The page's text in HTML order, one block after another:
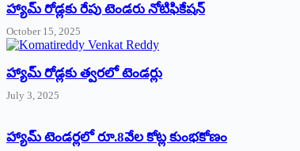
హ్యామ్‌ రోడ్లకు రేపు టెండరు నోటిఫికేషన్‌
October 15, 2025
హ్యామ్‌ రోడ్లకు త్వరలో టెండర్లు
July 3, 2025
హ్యామ్‌ ‌టెండర్లలో రూ.8వేల కోట్ల కుంభకోణం